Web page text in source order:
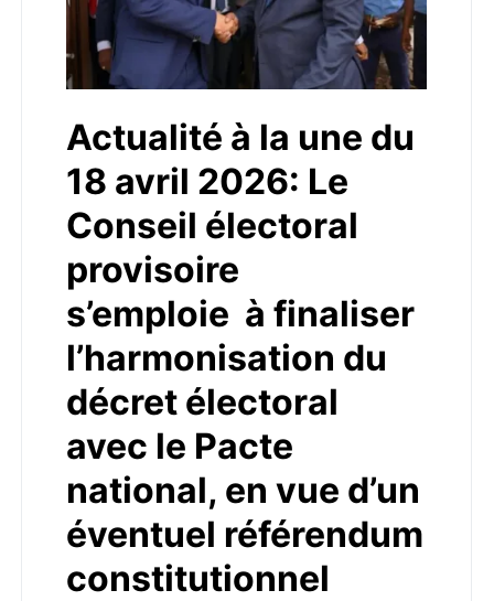
Actualité à la une du
18 avril 2026: Le
Conseil électoral
provisoire
s’emploie à finaliser
l’harmonisation du
décret électoral
avec le Pacte
national, en vue d’un
éventuel référendum
constitutionnel